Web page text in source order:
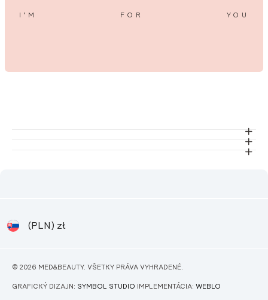
I’M FOR YOU
(PLN) zł
© 2026 MED&BEAUTY. VŠETKY PRÁVA VYHRADENÉ.
GRAFICKÝ DIZAJN: SYMBOL STUDIO IMPLEMENTÁCIA: WEBLO